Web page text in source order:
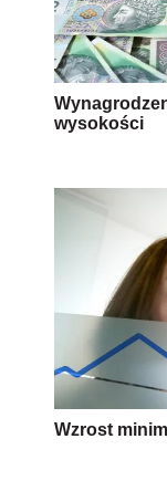
wysokości
Wzrost